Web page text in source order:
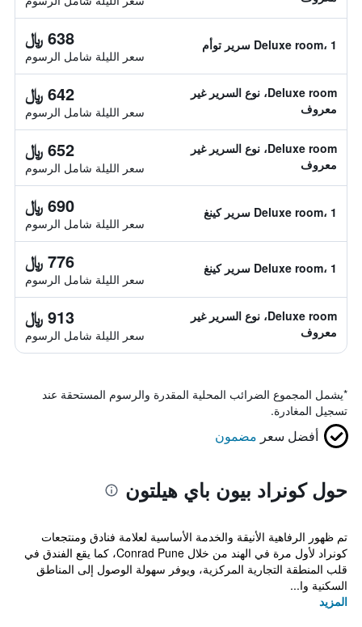
Deluxe room، 1 سرير توأم 638 ﷼
سعر الليلة شامل الرسوم
Deluxe room، نوع السرير غير
معروف
642 ﷼
سعر الليلة شامل الرسوم
Deluxe room، نوع السرير غير
معروف
652 ﷼
سعر الليلة شامل الرسوم
Deluxe room، 1 سرير كينغ 690 ﷼
سعر الليلة شامل الرسوم
Deluxe room، 1 سرير كينغ 776 ﷼
سعر الليلة شامل الرسوم
Deluxe room، نوع السرير غير
معروف
913 ﷼
سعر الليلة شامل الرسوم
*يشمل المجموع الضرائب المحلية المقدرة والرسوم المستحقة عند
تسجيل المغادرة.
أفضل سعر مضمون
حول كونراد بيون باي هيلتون
تم ظهور الرفاهية الأنيقة والخدمة الأساسية لعلامة فنادق ومنتجعات
كونراد لأول مرة في الهند من خلال Conrad Pune، كما يقع الفندق في
قلب المنطقة التجارية المركزية، ويوفر سهولة الوصول إلى المناطق
السكنية وا...
المزيد